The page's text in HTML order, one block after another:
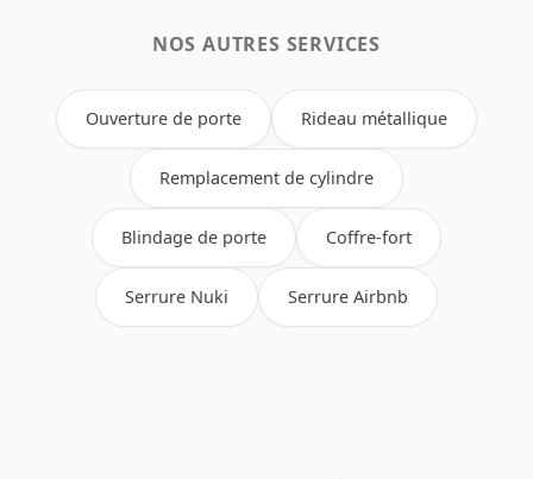
NOS AUTRES SERVICES
Ouverture de porte Rideau métallique
Remplacement de cylindre
Blindage de porte Coffre-fort
Serrure Nuki Serrure Airbnb